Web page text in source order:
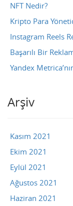
NFT Nedir?
Kripto Para
Instagram Reels
Başarılı Bir
Yandex
Arşiv
Kasım 2021
Ekim 2021
Eylül 2021
Ağustos 2021
Haziran 2021